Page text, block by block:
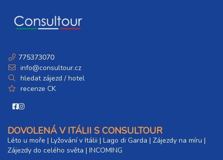
775373070
info@consultour.cz
hledat zájezd / hotel
recenze CK
DOVOLENÁ V ITÁLII S CONSULTOUR
Léto u moře | Lyžování v Itálii | Lago di Garda | Zájezdy na míru |
Zájezdy do celého světa | INCOMING